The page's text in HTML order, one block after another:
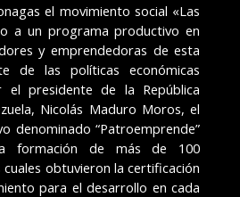
el movimiento social «Las
a un programa productivo en
y emprendedoras de esta
de las políticas económicas
el presidente de la República
Nicolás Maduro Moros, el
denominado “Patroemprende”
formación de más de 100
obtuvieron la certificación
para el desarrollo en cada